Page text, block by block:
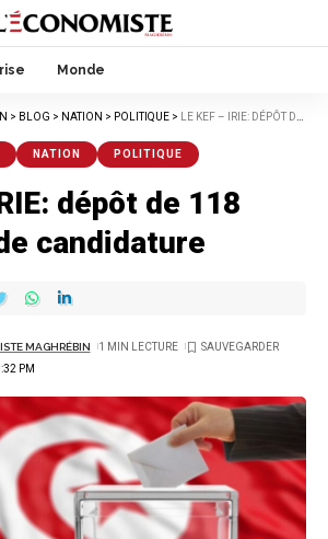
Monde
> BLOG > NATION > POLITIQUE > LE KEF – IRIE: DÉPÔT DE 118 DOSSIERS DE CANDIDATURE
NATION POLITIQUE
dépôt de 118
candidature
PM
MAGHRÉBIN 1 MIN LECTURE